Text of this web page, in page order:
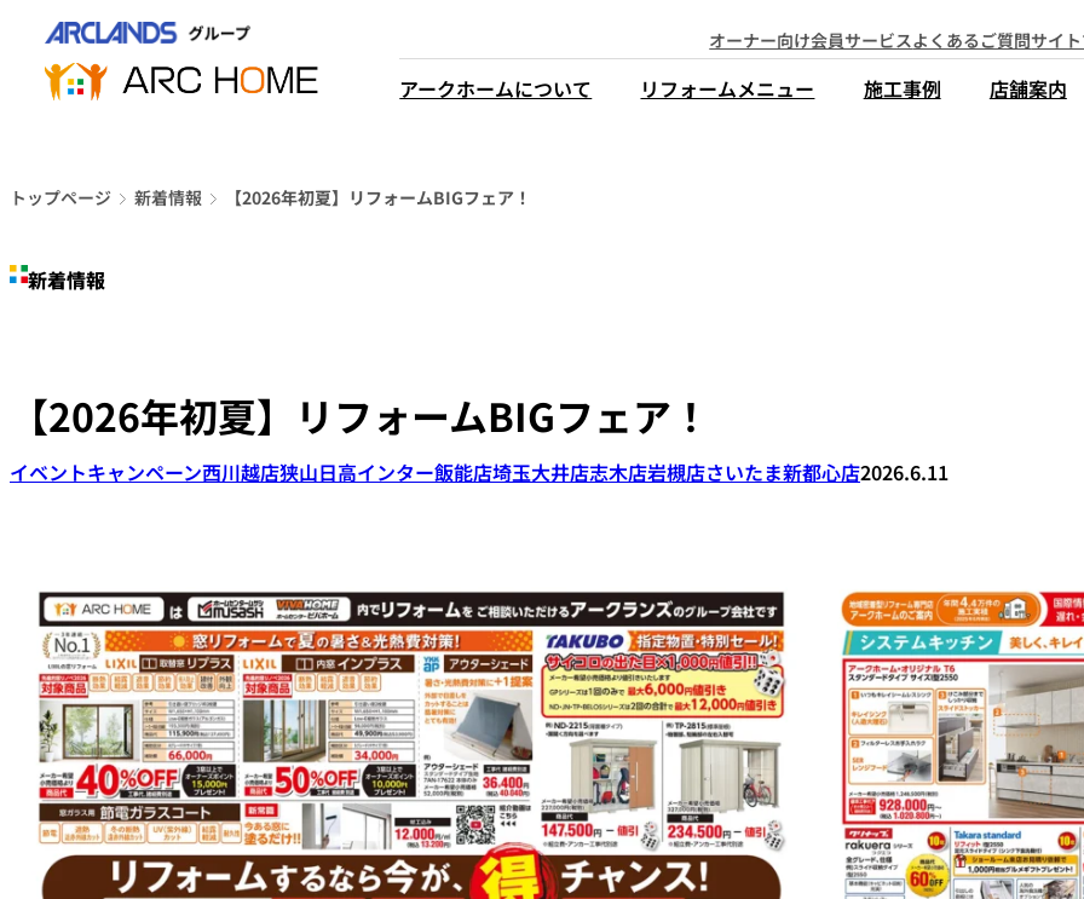
プ
オーナー向け会員サービスよくあるご質問サイ
アークホームについて リフォームメニュー 施工事例 店舗案内
営業時間は
平日9時から18時までと
なっております
トップページ 新着情報 【2026年初夏】リフォームBIGフェア！
新着情報
【2026年初夏】リフォームBIGフェア！
イベントキャンペーン西川越店狭山日高インター飯能店埼玉大井店志木店岩槻店さいたま新都心店2026.6.11